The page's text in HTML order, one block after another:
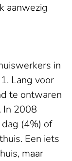
aanwezig
in
Lang voor
te ontwaren
In 2008
(4%) of
Een iets
maar